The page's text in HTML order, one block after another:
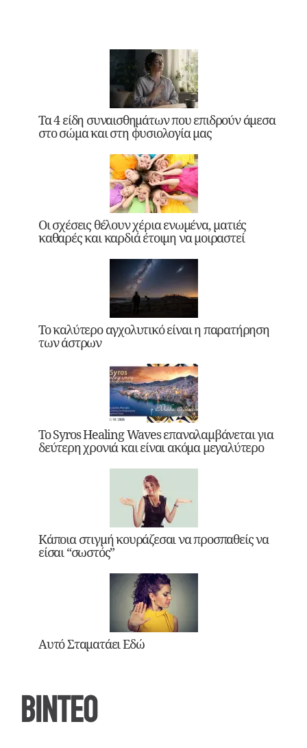
Τα 4 είδη συναισθημάτων που επιδρούν άμεσα
στο σώμα και στη φυσιολογία μας
Οι σχέσεις θέλουν χέρια ενωμένα, ματιές
καθαρές και καρδιά έτοιμη να μοιραστεί
Το καλύτερο αγχολυτικό είναι η παρατήρηση
των άστρων
Το Syros Healing Waves επαναλαμβάνεται για
δεύτερη χρονιά και είναι ακόμα μεγαλύτερο
Κάποια στιγμή κουράζεσαι να προσπαθείς να
είσαι “σωστός”
Αυτό Σταματάει Εδώ
ΒΙΝΤΕΟ